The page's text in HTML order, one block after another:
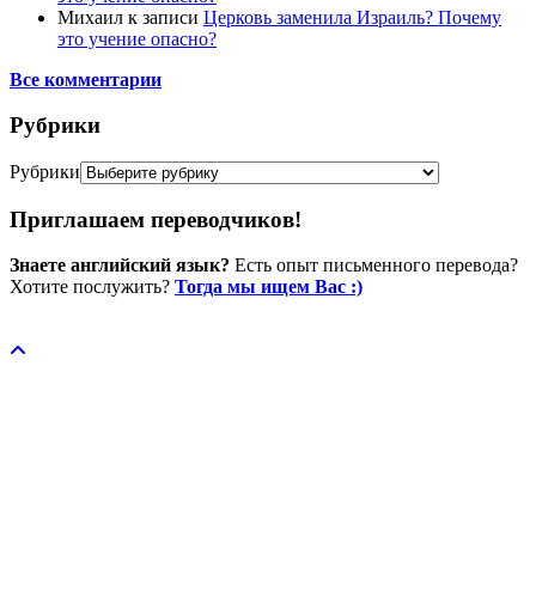
Михаил к записи Церковь заменила Израиль? Почему
это учение опасно?
Все комментарии
Рубрики
Рубрики
Приглашаем переводчиков!
Знаете английский язык? Есть опыт письменного перевода?
Хотите послужить? Тогда мы ищем Вас :)